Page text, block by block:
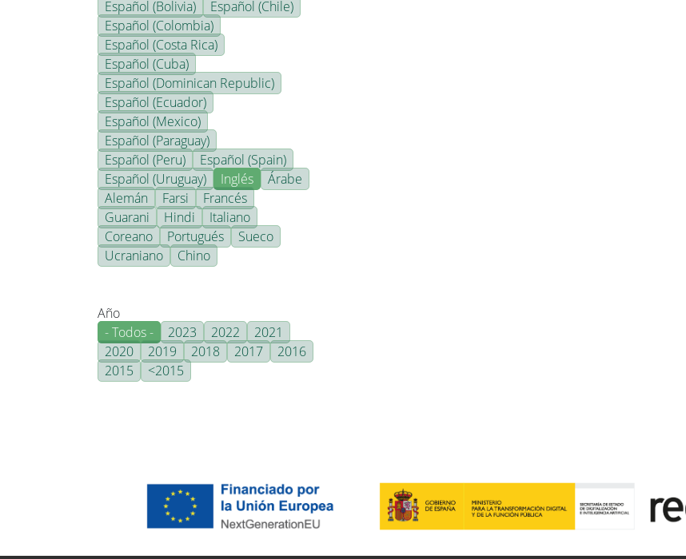
Español (Bolivia)
Español (Chile)
Español (Colombia)
Español (Costa Rica)
Español (Cuba)
Español (Dominican Republic)
Español (Ecuador)
Español (Mexico)
Español (Paraguay)
Español (Peru)
Español (Spain)
Español (Uruguay)
Inglés
Árabe
Alemán
Farsi
Francés
Guarani
Hindi
Italiano
Coreano
Portugués
Sueco
Ucraniano
Chino
Año
- Todos -
2023 2022
2021
2020
2019 2018 2017
2016
2015
<2015